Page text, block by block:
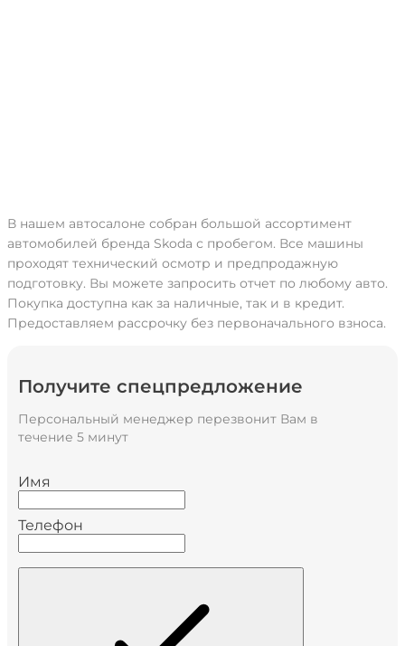
В нашем автосалоне собран большой ассортимент
автомобилей бренда Skoda с пробегом. Все машины
проходят технический осмотр и предпродажную
подготовку. Вы можете запросить отчет по любому авто.
Покупка доступна как за наличные, так и в кредит.
Предоставляем рассрочку без первоначального взноса.
Получите спецпредложение
Персональный менеджер перезвонит Вам в
течение 5 минут
Имя
Телефон